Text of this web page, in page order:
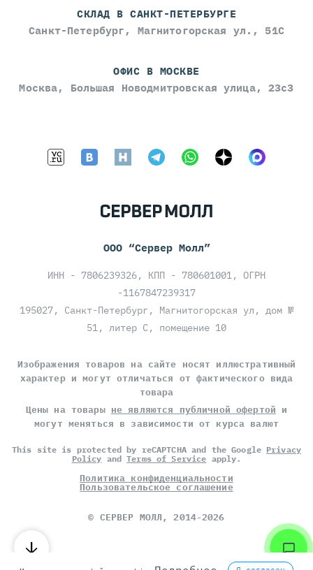
СКЛАД В САНКТ-ПЕТЕРБУРГЕ
Санкт-Петербург, Магнитогорская ул., 51С
ОФИС В МОСКВЕ
Москва, Большая Новодмитровская улица, 23с3
ООО “Сервер Молл”
ИНН - 7806239326, КПП - 780601001, ОГРН
-1167847239317
195027, Санкт-Петербург, Магнитогорская ул, дом №
51, литер С, помещение 10
Изображения товаров на сайте носят иллюстративный
характер и могут отличаться от фактического вида
товара
Цены на товары не являются публичной офертой и
могут меняться в зависимости от курса валют
This site is protected by reCAPTCHA and the Google Privacy
Policy andTerms of Service apply.
Политика конфиденциальности
Пользовательское соглашение
© СЕРВЕР МОЛЛ, 2014-2026